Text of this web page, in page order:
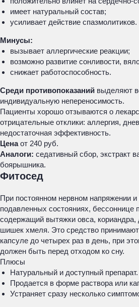
имеет натуральный состав;
усиливает действие спазмолитиков.
Минусы:
вызывает аллергические реакции;
возможно развитие сонливости,
снижает работоспособность.
Среди противопоказаний выделяют
индивидуальную непереносимость.
Пациенты хорошо отзываются о
отрицательные отклики: аллергия,
недостаточная эффективность.
Ценаот 240 руб.
Аналоги: седативный сбор, экстракт
боярышника.
Фитосед
При постоянном нервном напряжении
подавленных состояниях, бессоннице
содержащий вытяжки овса, кориандра,
шишек хмеля. Это средство
капсуле до четырех раз в день, при
должен быть перед отходом ко сну.
Плюсы
Натуральный и доступный препарат.
Продается в форме раствора или
Устраняет сразу несколько